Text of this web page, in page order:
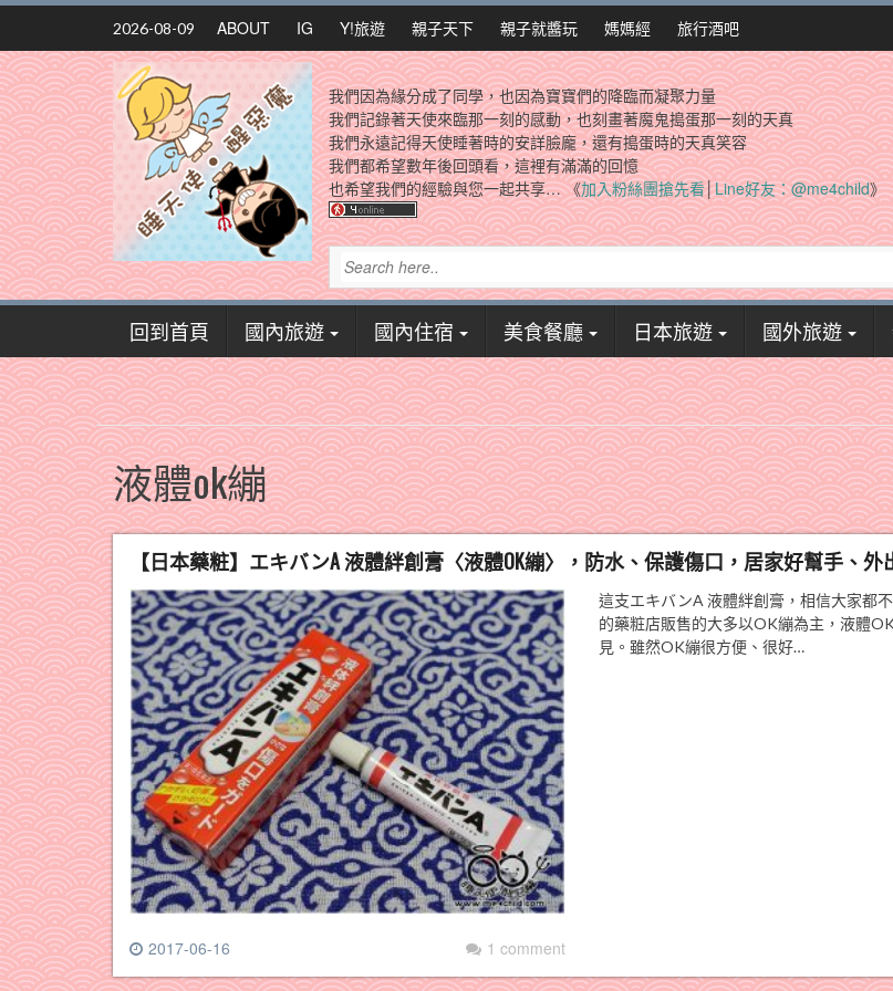
Skip
content
2026-08-09 ABOUT IG Y!旅遊 親子天下 親子就醬玩 媽媽經 旅行酒吧
我們因為緣分成了同學，也因為寶寶們的降臨而凝聚力量
我們記錄著天使來臨那一刻的感動，也刻畫著魔鬼搗蛋那一刻的天真
我們永遠記得天使睡著時的安詳臉龐，還有搗蛋時的天真笑容
我們都希望數年後回頭看，這裡有滿滿的回憶
也希望我們的經驗與您一起共享… 《加入粉絲團搶先看│Line好友：@me4child》
回到首頁 國內旅遊 國內住宿 美食餐廳 日本旅遊 國外旅遊
液體ok繃
【日本藥粧】エキバンA 液體絆創膏〈液體OK繃〉，防水、保護傷口，居家好幫手、外
2017-06-16 1 comment
這支エキバンA 液體絆創膏，相信大家都
的藥粧店販售的大多以OK繃為主，液體
見。雖然OK繃很方便、很好…